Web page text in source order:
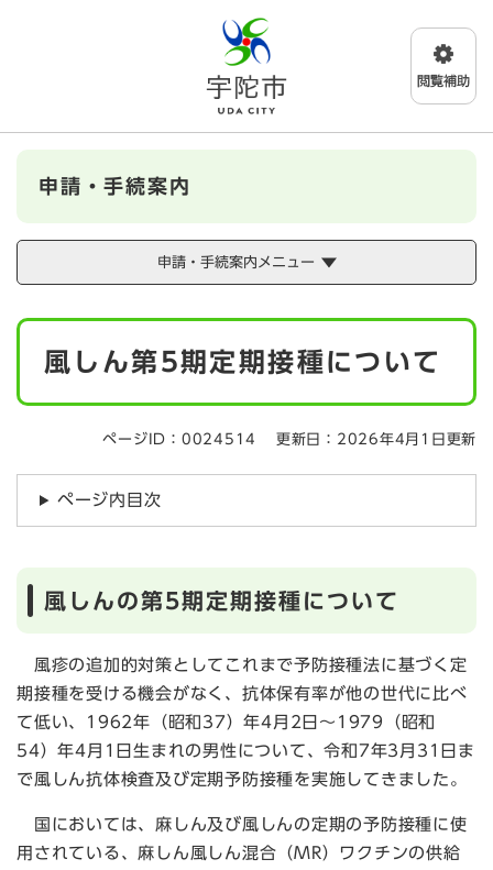
メニューを飛ばして本文へ
申請・手続案内
申請・手続案内メニュー
本
風しん第5期定期接種について
ページID：0024514 更新日：2026年4月1日更新
ページ内目次
風しんの第5期定期接種について
風疹の追加的対策としてこれまで予防接種法に基づく定
期接種を受ける機会がなく、抗体保有率が他の世代に比べ
て低い、1962年（昭和37）年4月2日～1979（昭和
54）年4月1日生まれの男性について、令和7年3月31日ま
で風しん抗体検査及び定期予防接種を実施してきました。
国においては、麻しん及び風しんの定期の予防接種に使
用されている、麻しん風しん混合（MR）ワクチンの供給